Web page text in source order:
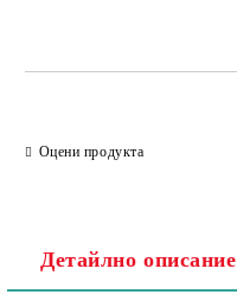
Оцени продукта
Детайлно описание